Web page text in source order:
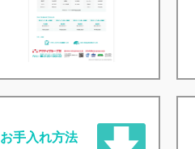
お手入れ方法